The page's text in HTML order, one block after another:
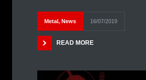
Metal, News 16/07/2019
READ MORE